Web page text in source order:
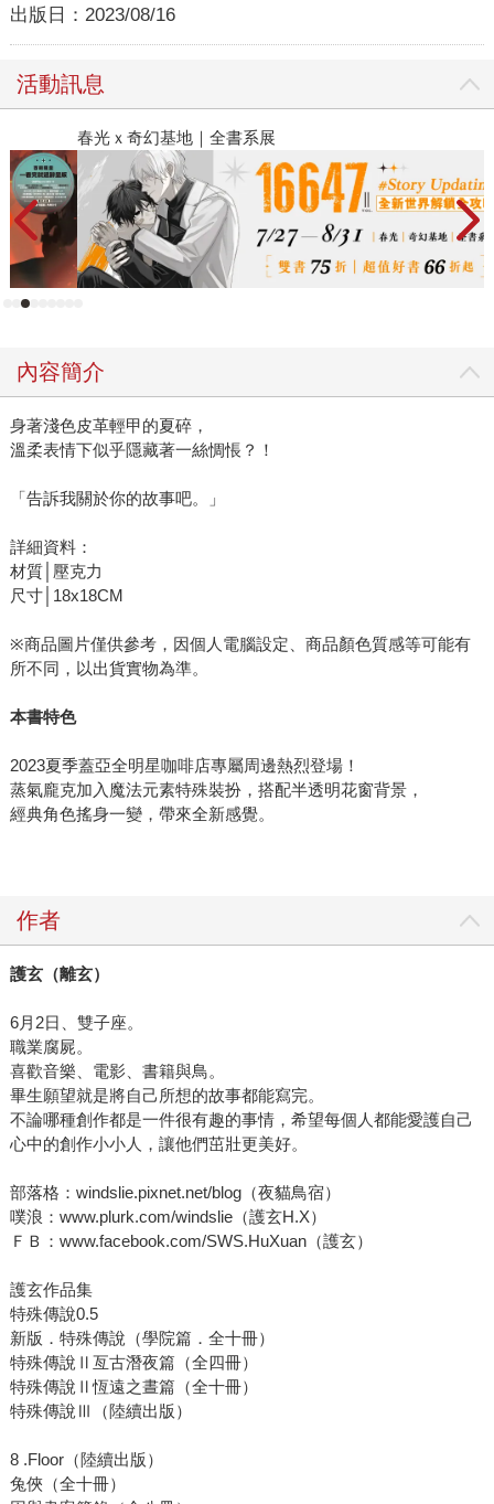
出版日： 2023/08/16
活動訊息
春光ｘ奇幻基地｜全書系展
內容簡介
身著淺色皮革輕甲的夏碎，
溫柔表情下似乎隱藏著一絲惆悵？！
「告訴我關於你的故事吧。」
詳細資料：
材質│壓克力
尺寸│18x18CM
※商品圖片僅供參考，因個人電腦設定、商品顏色質感等可能有
所不同，以出貨實物為準。
本書特色
2023夏季蓋亞全明星咖啡店專屬周邊熱烈登場！
蒸氣龐克加入魔法元素特殊裝扮，搭配半透明花窗背景，
經典角色搖身一變，帶來全新感覺。
作者
護玄（離玄）
6月2日、雙子座。
職業腐屍。
喜歡音樂、電影、書籍與鳥。
畢生願望就是將自己所想的故事都能寫完。
不論哪種創作都是一件很有趣的事情，希望每個人都能愛護自己
心中的創作小小人，讓他們茁壯更美好。
部落格：windslie.pixnet.net/blog（夜貓鳥宿）
噗浪：www.plurk.com/windslie（護玄H.X）
ＦＢ：www.facebook.com/SWS.HuXuan（護玄）
護玄作品集
特殊傳說0.5
新版．特殊傳說（學院篇．全十冊）
特殊傳說Ⅱ亙古潛夜篇（全四冊）
特殊傳說Ⅱ恆遠之晝篇（全十冊）
特殊傳說Ⅲ（陸續出版）
8 .Floor（陸續出版）
兔俠（全十冊）